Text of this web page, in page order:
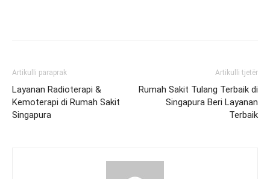
Artikulli paraprak
Layanan Radioterapi &
Kemoterapi di Rumah Sakit
Singapura
Artikulli tjetër
Rumah Sakit Tulang Terbaik di
Singapura Beri Layanan
Terbaik